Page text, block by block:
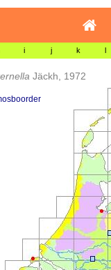
i j k l
Jäckh, 1972